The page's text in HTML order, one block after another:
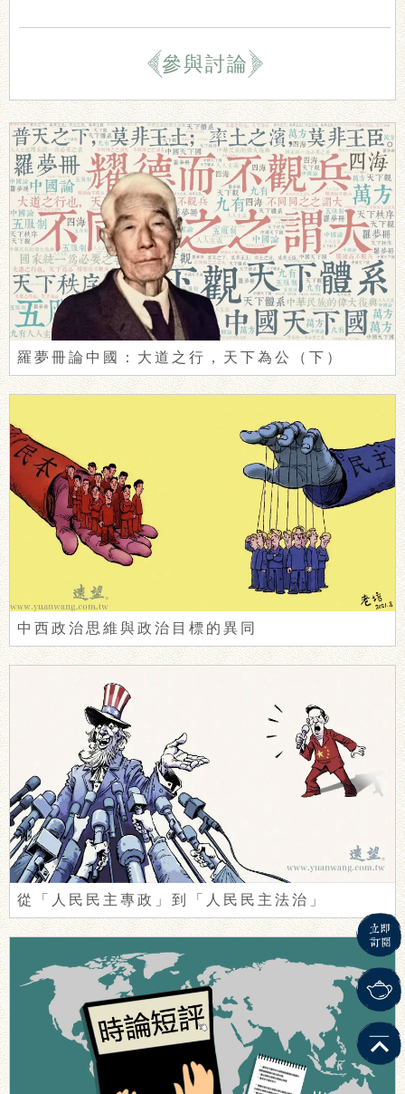
參與討論
羅夢冊論中國：大道之行，天下為公（下）
中西政治思維與政治目標的異同
從「人民民主專政」到「人民民主法治」